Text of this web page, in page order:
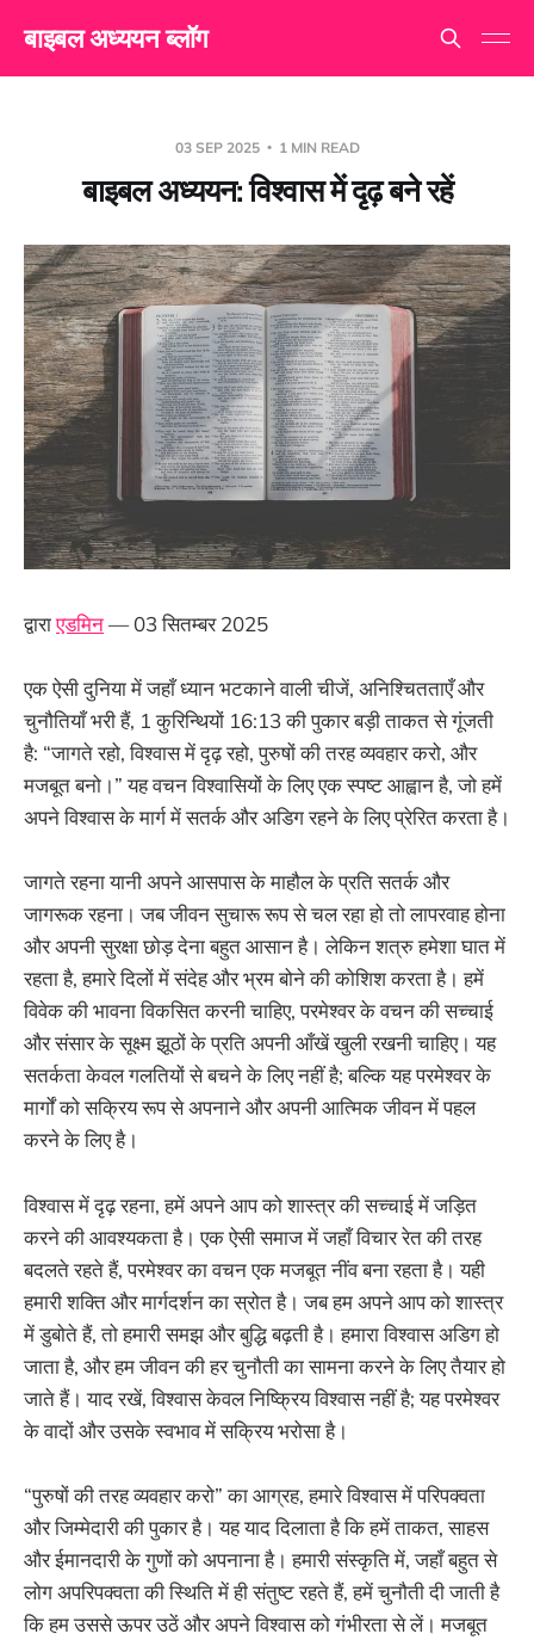
बाइबल अध्ययन ब्लॉग
03 SEP 2025 1 MIN READ
बाइबल अध्ययन: विश्वास में दृढ़ बने रहें
द्वाराएडमिन— 03 सितम्बर 2025
एक ऐसी दुनिया में जहाँ ध्यान भटकाने वाली चीजें, अनिश्चितताएँ और
चुनौतियाँ भरी हैं, 1 कुरिन्थियों 16:13 की पुकार बड़ी ताकत से गूंजती
है: “जागते रहो, विश्वास में दृढ़ रहो, पुरुषों की तरह व्यवहार करो, और
मजबूत बनो।” यह वचन विश्वासियों के लिए एक स्पष्ट आह्वान है, जो हमें
अपने विश्वास के मार्ग में सतर्क और अडिग रहने के लिए प्रेरित करता है।
जागते रहना यानी अपने आसपास के माहौल के प्रति सतर्क और
जागरूक रहना। जब जीवन सुचारू रूप से चल रहा हो तो लापरवाह होना
और अपनी सुरक्षा छोड़ देना बहुत आसान है। लेकिन शत्रु हमेशा घात में
रहता है, हमारे दिलों में संदेह और भ्रम बोने की कोशिश करता है। हमें
विवेक की भावना विकसित करनी चाहिए, परमेश्वर के वचन की सच्चाई
और संसार के सूक्ष्म झूठों के प्रति अपनी आँखें खुली रखनी चाहिए। यह
सतर्कता केवल गलतियों से बचने के लिए नहीं है; बल्कि यह परमेश्वर के
मार्गों को सक्रिय रूप से अपनाने और अपनी आत्मिक जीवन में पहल
करने के लिए है।
विश्वास में दृढ़ रहना, हमें अपने आप को शास्त्र की सच्चाई में जड़ित
करने की आवश्यकता है। एक ऐसी समाज में जहाँ विचार रेत की तरह
बदलते रहते हैं, परमेश्वर का वचन एक मजबूत नींव बना रहता है। यही
हमारी शक्ति और मार्गदर्शन का स्रोत है। जब हम अपने आप को शास्त्र
में डुबोते हैं, तो हमारी समझ और बुद्धि बढ़ती है। हमारा विश्वास अडिग हो
जाता है, और हम जीवन की हर चुनौती का सामना करने के लिए तैयार हो
जाते हैं। याद रखें, विश्वास केवल निष्क्रिय विश्वास नहीं है; यह परमेश्वर
के वादों और उसके स्वभाव में सक्रिय भरोसा है।
“पुरुषों की तरह व्यवहार करो” का आग्रह, हमारे विश्वास में परिपक्वता
और जिम्मेदारी की पुकार है। यह याद दिलाता है कि हमें ताकत, साहस
और ईमानदारी के गुणों को अपनाना है। हमारी संस्कृति में, जहाँ बहुत से
लोग अपरिपक्वता की स्थिति में ही संतुष्ट रहते हैं, हमें चुनौती दी जाती है
कि हम उससे ऊपर उठें और अपने विश्वास को गंभीरता से लें। मजबूत